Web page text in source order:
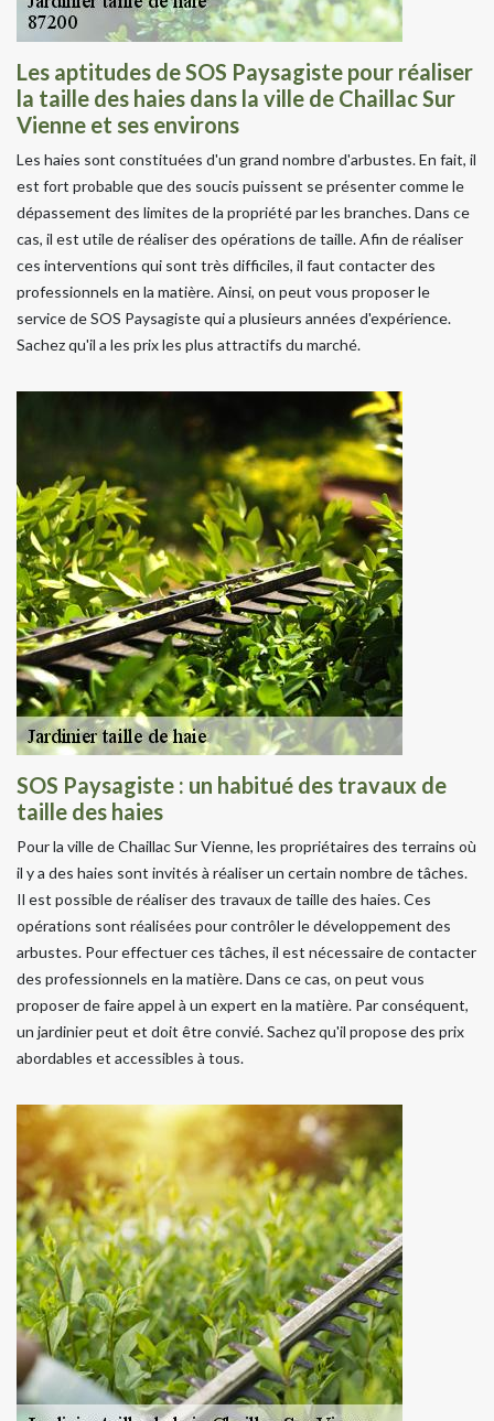
Les aptitudes de SOS Paysagiste pour réaliser
la taille des haies dans la ville de Chaillac Sur
Vienne et ses environs
Les haies sont constituées d'un grand nombre d'arbustes. En fait, il
est fort probable que des soucis puissent se présenter comme le
dépassement des limites de la propriété par les branches. Dans ce
cas, il est utile de réaliser des opérations de taille. Afin de réaliser
ces interventions qui sont très difficiles, il faut contacter des
professionnels en la matière. Ainsi, on peut vous proposer le
service de SOS Paysagiste qui a plusieurs années d'expérience.
Sachez qu'il a les prix les plus attractifs du marché.
SOS Paysagiste : un habitué des travaux de
taille des haies
Pour la ville de Chaillac Sur Vienne, les propriétaires des terrains où
il y a des haies sont invités à réaliser un certain nombre de tâches.
Il est possible de réaliser des travaux de taille des haies. Ces
opérations sont réalisées pour contrôler le développement des
arbustes. Pour effectuer ces tâches, il est nécessaire de contacter
des professionnels en la matière. Dans ce cas, on peut vous
proposer de faire appel à un expert en la matière. Par conséquent,
un jardinier peut et doit être convié. Sachez qu'il propose des prix
abordables et accessibles à tous.